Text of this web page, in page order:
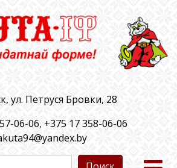
ул. Петруся Бровки, 28
06-06, +375 17 358-06-06